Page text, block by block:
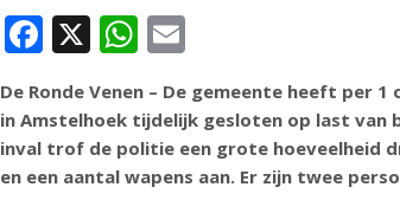
F
ac
e
b
o
X W
h
at
s
A
ai
l
De Ronde Venen – De gemeente heeft per
in Amstelhoek tijdelijk gesloten op last van
inval trof de politie een grote hoeveelheid
en een aantal wapens aan. Er zijn twee